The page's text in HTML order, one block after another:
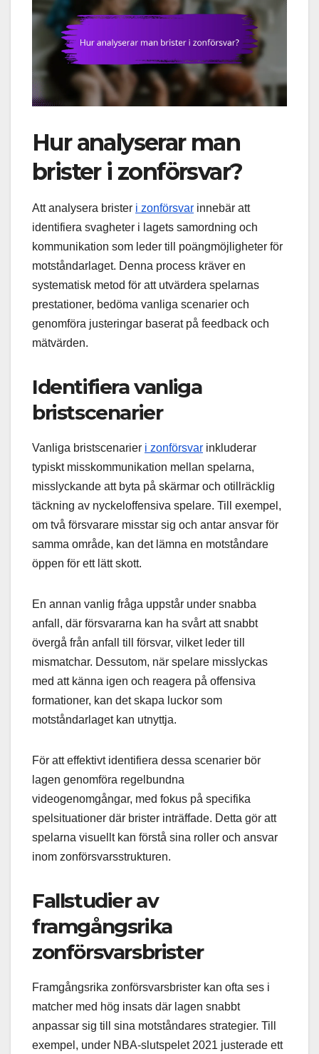
Hur analyserar man
brister i zonförsvar?
Att analysera brister i zonförsvar innebär att
identifiera svagheter i lagets samordning och
kommunikation som leder till poängmöjligheter för
motståndarlaget. Denna process kräver en
systematisk metod för att utvärdera spelarnas
prestationer, bedöma vanliga scenarier och
genomföra justeringar baserat på feedback och
mätvärden.
Identifiera vanliga
bristscenarier
Vanliga bristscenarier i zonförsvar inkluderar
typiskt misskommunikation mellan spelarna,
misslyckande att byta på skärmar och otillräcklig
täckning av nyckeloffensiva spelare. Till exempel,
om två försvarare misstar sig och antar ansvar för
samma område, kan det lämna en motståndare
öppen för ett lätt skott.
En annan vanlig fråga uppstår under snabba
anfall, där försvararna kan ha svårt att snabbt
övergå från anfall till försvar, vilket leder till
mismatchar. Dessutom, när spelare misslyckas
med att känna igen och reagera på offensiva
formationer, kan det skapa luckor som
motståndarlaget kan utnyttja.
För att effektivt identifiera dessa scenarier bör
lagen genomföra regelbundna
videogenomgångar, med fokus på specifika
spelsituationer där brister inträffade. Detta gör att
spelarna visuellt kan förstå sina roller och ansvar
inom zonförsvarsstrukturen.
Fallstudier av
framgångsrika
zonförsvarsbrister
Framgångsrika zonförsvarsbrister kan ofta ses i
matcher med hög insats där lagen snabbt
anpassar sig till sina motståndares strategier. Till
exempel, under NBA-slutspelet 2021 justerade ett